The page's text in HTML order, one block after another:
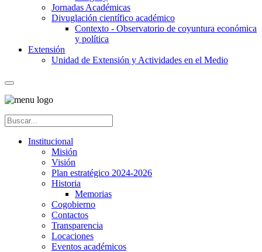
Jornadas Académicas
Divuglación científico académico
Contexto - Observatorio de coyuntura económica
y política
Extensión
Unidad de Extensión y Actividades en el Medio
Institucional
Misión
Visión
Plan estratégico 2024-2026
Historia
Memorias
Cogobierno
Contactos
Transparencia
Locaciones
Eventos académicos